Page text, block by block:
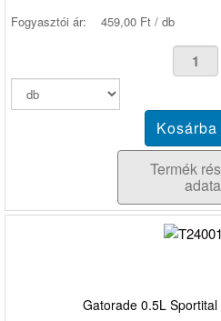
Fogyasztói ár: 459,00 Ft / db
Termék
Gatorade 0.5L